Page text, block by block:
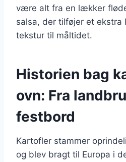
være alt fra en lækker
salsa, der tilføjer et ekstra
tekstur til måltidet.
Historien bag
ovn: Fra
festbord
Kartofler stammer
og blev bragt til Europa i